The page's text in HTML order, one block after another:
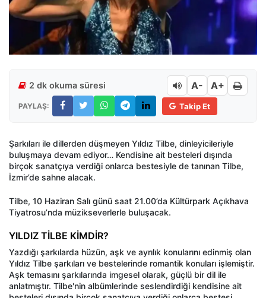
2 dk okuma süresi A- A+
PAYLAŞ: Takip Et
Şarkıları ile dillerden düşmeyen Yıldız Tilbe, dinleyicileriyle
buluşmaya devam ediyor… Kendisine ait besteleri dışında
birçok sanatçıya verdiği onlarca bestesiyle de tanınan Tilbe,
İzmir’de sahne alacak.
Tilbe, 10 Haziran Salı günü saat 21.00’da Kültürpark Açıkhava
Tiyatrosu’nda müzikseverlerle buluşacak.
YILDIZ TİLBE KİMDİR?
Yazdığı şarkılarda hüzün, aşk ve ayrılık konularını edinmiş olan
Yıldız Tilbe şarkıları ve bestelerinde romantik konuları işlemiştir.
Aşk temasını şarkılarında imgesel olarak, güçlü bir dil ile
anlatmıştır. Tilbe'nin albümlerinde seslendirdiği kendisine ait